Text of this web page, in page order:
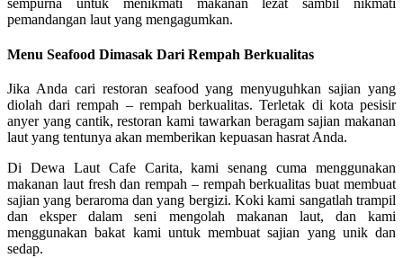
pemandangan laut yang mengagumkan.
Menu Seafood Dimasak Dari Rempah Berkualitas
Jika Anda cari restoran seafood yang menyuguhkan sajian yang
diolah dari rempah – rempah berkualitas. Terletak di kota pesisir
anyer yang cantik, restoran kami tawarkan beragam sajian makanan
laut yang tentunya akan memberikan kepuasan hasrat Anda.
Di Dewa Laut Cafe Carita, kami senang cuma menggunakan
makanan laut fresh dan rempah – rempah berkualitas buat membuat
sajian yang beraroma dan yang bergizi. Koki kami sangatlah trampil
dan eksper dalam seni mengolah makanan laut, dan kami
menggunakan bakat kami untuk membuat sajian yang unik dan
sedap.